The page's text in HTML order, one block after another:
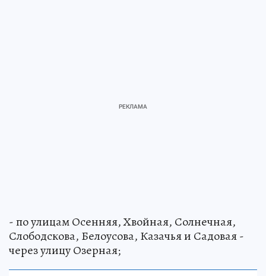
- по улицам Осенняя, Хвойная, Солнечная,
Слободскова, Белоусова, Казачья и Садовая -
через улицу Озерная;